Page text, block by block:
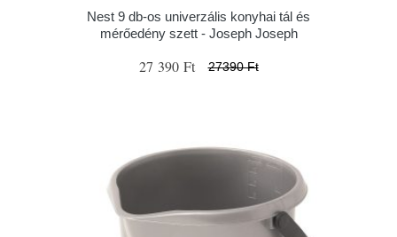
Nest 9 db-os univerzális konyhai tál és
mérőedény szett - Joseph Joseph
27 390 Ft 27390 Ft